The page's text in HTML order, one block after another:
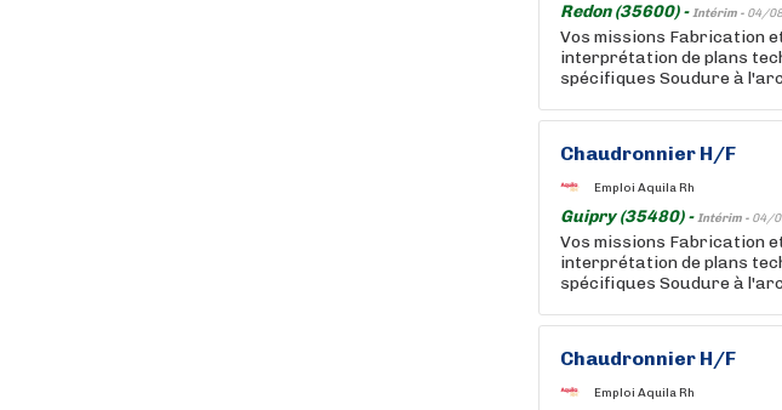
Redon (35600) -Intérim - 04/
Vos missions Fabrication
interprétation de plans
spécifiques Soudure à
Chaudronnier H/F
Emploi Aquila Rh
Guipry (35480) -Intérim - 04/
Vos missions Fabrication
interprétation de plans
spécifiques Soudure à
Chaudronnier H/F
Emploi Aquila Rh